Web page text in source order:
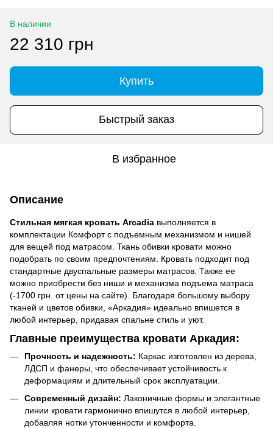
В наличии
22 310 грн
Купить
Быстрый заказ
В избранное
Описание
Стильная мягкая кровать Arcadia выполняется в
комплектации Комфорт с подъемным механизмом и нишей
для вещей под матрасом. Ткань обивки кровати можно
подобрать по своим предпочтениям. Кровать подходит под
стандартные двуспальные размеры матрасов. Также ее
можно приобрести без ниши и механизма подъема матраса
(-1700 грн. от цены на сайте). Благодаря большому выбору
тканей и цветов обивки, «Аркадия» идеально впишется в
любой интерьер, придавая спальне стиль и уют.
Главные преимущества кровати Аркадия:
Прочность и надежность: Каркас изготовлен из дерева,
ЛДСП и фанеры, что обеспечивает устойчивость к
деформациям и длительный срок эксплуатации.
Современный дизайн: Лаконичные формы и элегантные
линии кровати гармонично впишутся в любой интерьер,
добавляя нотки утонченности и комфорта.